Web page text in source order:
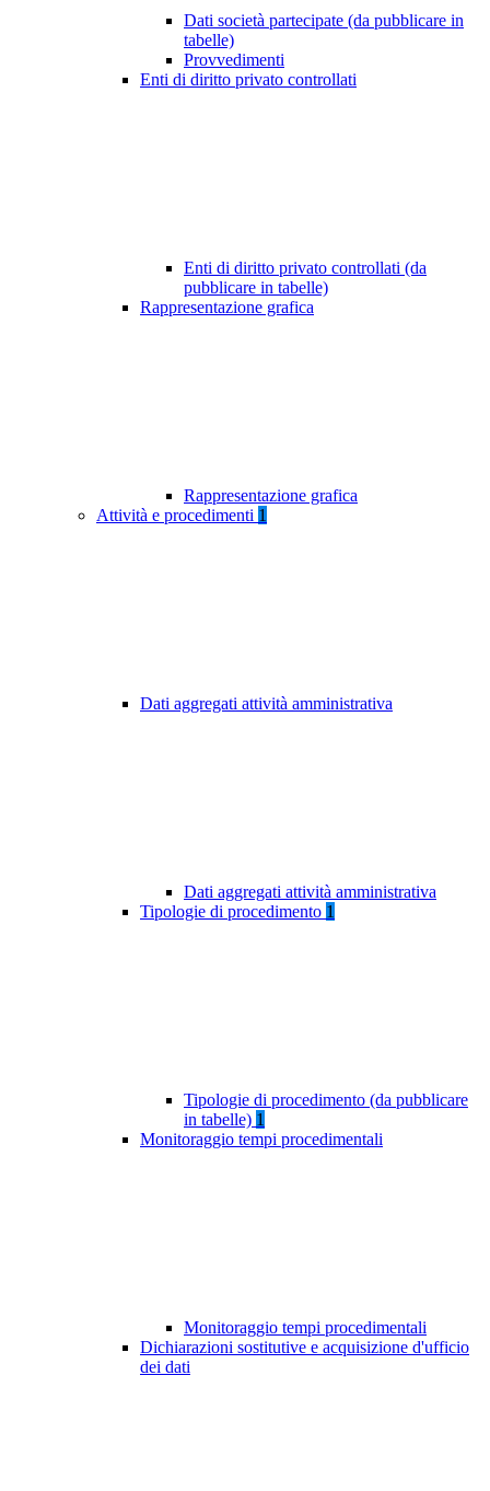
Dati società partecipate (da pubblicare in
tabelle)
Provvedimenti
Enti di diritto privato controllati
Enti di diritto privato controllati (da
pubblicare in tabelle)
Rappresentazione grafica
Rappresentazione grafica
Attività e procedimenti 1
Dati aggregati attività amministrativa
Dati aggregati attività amministrativa
Tipologie di procedimento 1
Tipologie di procedimento (da pubblicare
in tabelle) 1
Monitoraggio tempi procedimentali
Monitoraggio tempi procedimentali
Dichiarazioni sostitutive e acquisizione d'ufficio
dei dati